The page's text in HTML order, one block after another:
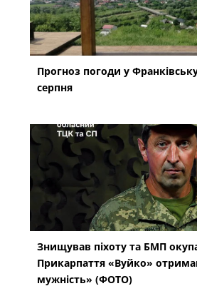
Прогноз погоди у
серпня
Знищував піхоту та БМП
Прикарпаття «Вуйко»
мужність» (ФОТО)